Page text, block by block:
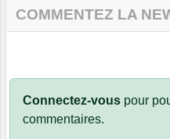
COMMENTEZ LA
Connectez-vous pour
commentaires.